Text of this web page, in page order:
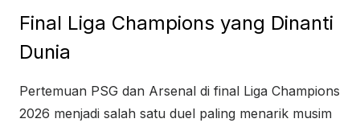
Final Liga Champions yang Dinanti
Dunia
Pertemuan PSG dan Arsenal di final Liga Champions
2026 menjadi salah satu duel paling menarik musim